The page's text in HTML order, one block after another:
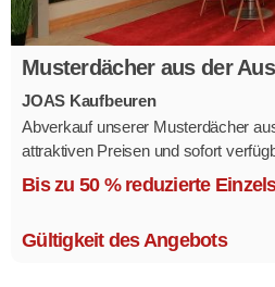
Musterdächer aus der
JOAS Kaufbeuren
Abverkauf unserer Musterdächer
attraktiven Preisen und sofort
Mehrere Modelle in verschiedenen
Bis zu 50 % reduzierte
Gültigkeit des Angebots